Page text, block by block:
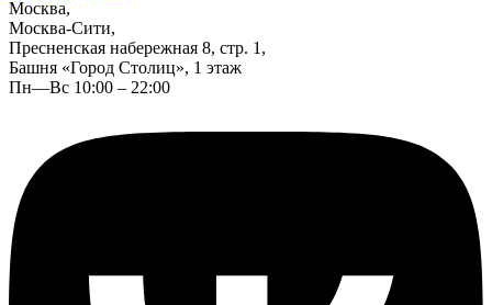
Москва,
Москва-Сити,
Пресненская набережная 8, стр. 1,
Башня «Город Столиц», 1 этаж
Пн—Вс 10:00 – 22:00